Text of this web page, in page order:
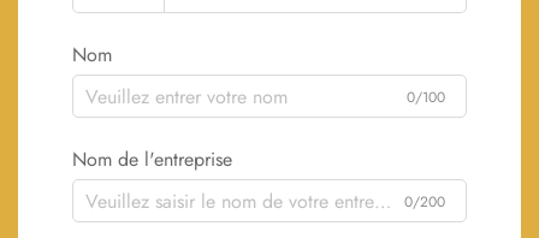
Nom
0/100
Nom de l'entreprise
0/200